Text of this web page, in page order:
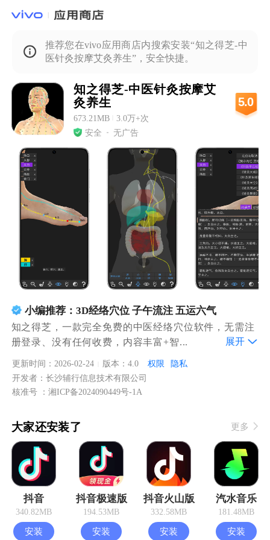
推荐您在vivo应用商店内搜索安装“知之得芝-中
医针灸按摩艾灸养生”，安全快捷。
知之得芝-中医针灸按摩艾
灸养生
673.21MB
3.0万+次
安全
无广告
5.0
小编推荐：3D经络穴位 子午流注 五运六气
知之得芝，一款完全免费的中医经络穴位软件，无需注
册登录、没有任何收费，内容丰富+智...
展开
更新时间：2026-02-24 版本：4.0 权限
隐私
开发者：长沙辅行信息技术有限公司
核准号 ：湘ICP备2024090449号-1A
大家还安装了 更多
抖音
340.82MB
安装
抖音极速版
194.53MB
安装
抖音火山版
332.58MB
安装
汽水音乐
181.48MB
安装